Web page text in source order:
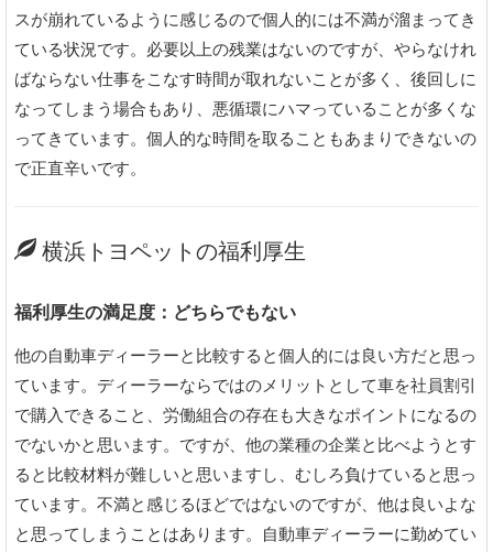
スが崩れているように感じるので個人的には不満が溜まってき
ている状況です。必要以上の残業はないのですが、やらなけれ
ばならない仕事をこなす時間が取れないことが多く、後回しに
なってしまう場合もあり、悪循環にハマっていることが多くな
ってきています。個人的な時間を取ることもあまりできないの
で正直辛いです。
横浜トヨペットの福利厚生
福利厚生の満足度：どちらでもない
他の自動車ディーラーと比較すると個人的には良い方だと思っ
ています。ディーラーならではのメリットとして車を社員割引
で購入できること、労働組合の存在も大きなポイントになるの
でないかと思います。ですが、他の業種の企業と比べようとす
ると比較材料が難しいと思いますし、むしろ負けていると思っ
ています。不満と感じるほどではないのですが、他は良いよな
と思ってしまうことはあります。自動車ディーラーに勤めてい